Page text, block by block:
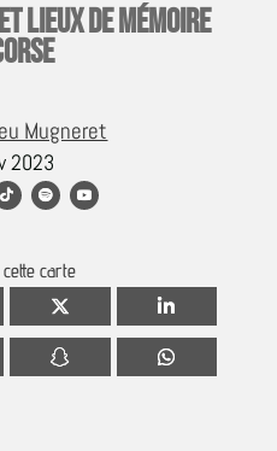
lieux de mémoire
Mugneret
2023
carte